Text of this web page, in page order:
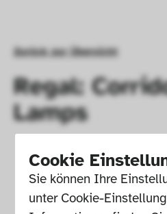
Cookie
Sie können Ihre
unter Cookie-
Zurück zur Übersicht
Regal:
Lamps